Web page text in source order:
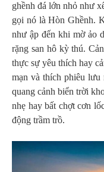
ghềnh đá lớn nhỏ như
gọi nó là Hòn Ghềnh.
như ập đến khi mờ ảo
rặng san hô kỳ thú.
thực sự yêu thích hay
mạn và thích phiêu
quang cảnh biển trời
nhẹ hay bất chợt cơn
động trầm trồ.